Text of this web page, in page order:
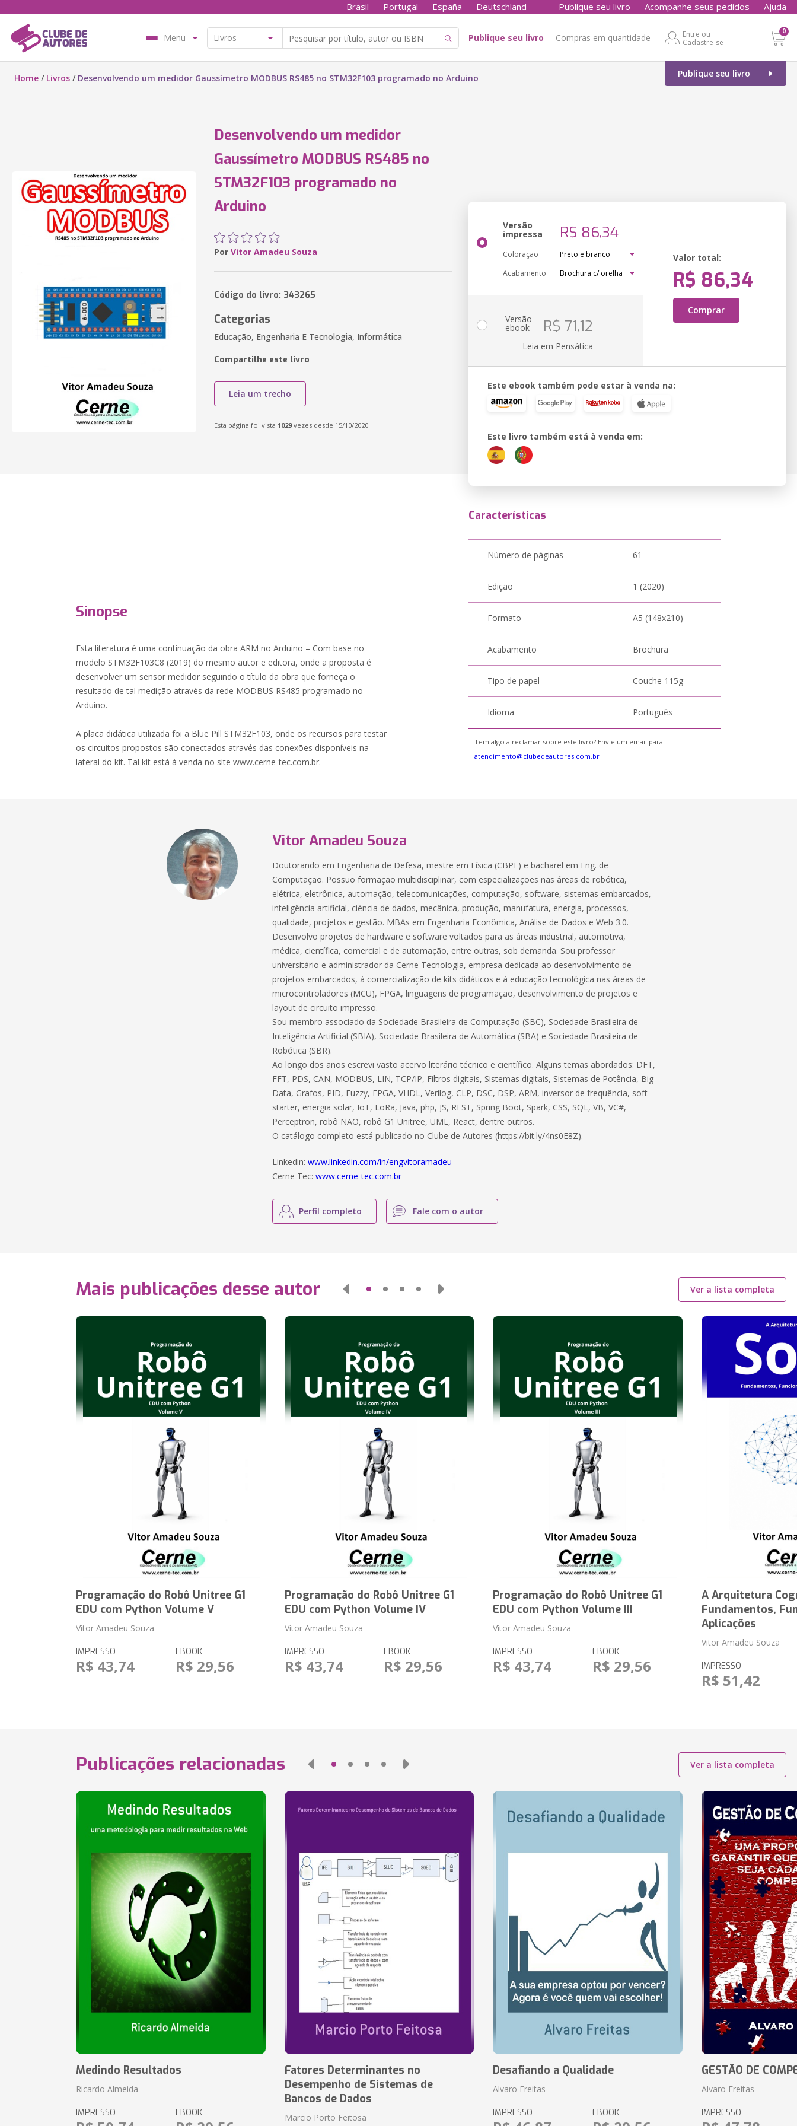
Brasil Portugal España Deutschland - Publique seu livro Acompanhe seus pedidos Ajuda
Menu Publique seu livro Compras em quantidade
Entre ou
Cadastre-se
0
Publique seu livro
Home / Livros / Desenvolvendo um medidor Gaussímetro MODBUS RS485 no STM32F103 programado no Arduino
Desenvolvendo um medidor
Gaussímetro MODBUS RS485 no
STM32F103 programado no
Arduino
Por Vitor Amadeu Souza
Código do livro: 343265
Categorias
Educação, Engenharia E Tecnologia, Informática
Compartilhe este livro
Leia um trecho
Esta página foi vista 1029vezes desde 15/10/2020
Versão
impressa R$ 86,34
Coloração
Acabamento
Valor total:
R$ 86,34
Comprar
Versão
ebook R$ 71,12
Leia em Pensática
Este ebook também pode estar à venda na:
Este livro também está à venda em:
Sinopse
Esta literatura é uma continuação da obra ARM no Arduino – Com base no
modelo STM32F103C8 (2019) do mesmo autor e editora, onde a proposta é
desenvolver um sensor medidor seguindo o título da obra que forneça o
resultado de tal medição através da rede MODBUS RS485 programado no
Arduino.
A placa didática utilizada foi a Blue Pill STM32F103, onde os recursos para testar
os circuitos propostos são conectados através das conexões disponíveis na
lateral do kit. Tal kit está à venda no site www.cerne-tec.com.br.
Características
Número de páginas 61
Edição 1 (2020)
Formato A5 (148x210)
Acabamento Brochura
Tipo de papel Couche 115g
Idioma Português
Tem algo a reclamar sobre este livro? Envie um email para
atendimento@clubedeautores.com.br
Vitor Amadeu Souza
Doutorando em Engenharia de Defesa, mestre em Física (CBPF) e bacharel em Eng. de
Computação. Possuo formação multidisciplinar, com especializações nas áreas de robótica,
elétrica, eletrônica, automação, telecomunicações, computação, software, sistemas embarcados,
inteligência artificial, ciência de dados, mecânica, produção, manufatura, energia, processos,
qualidade, projetos e gestão. MBAs em Engenharia Econômica, Análise de Dados e Web 3.0.
Desenvolvo projetos de hardware e software voltados para as áreas industrial, automotiva,
médica, científica, comercial e de automação, entre outras, sob demanda. Sou professor
universitário e administrador da Cerne Tecnologia, empresa dedicada ao desenvolvimento de
projetos embarcados, à comercialização de kits didáticos e à educação tecnológica nas áreas de
microcontroladores (MCU), FPGA, linguagens de programação, desenvolvimento de projetos e
layout de circuito impresso.
Sou membro associado da Sociedade Brasileira de Computação (SBC), Sociedade Brasileira de
Inteligência Artificial (SBIA), Sociedade Brasileira de Automática (SBA) e Sociedade Brasileira de
Robótica (SBR).
Ao longo dos anos escrevi vasto acervo literário técnico e científico. Alguns temas abordados: DFT,
FFT, PDS, CAN, MODBUS, LIN, TCP/IP, Filtros digitais, Sistemas digitais, Sistemas de Potência, Big
Data, Grafos, PID, Fuzzy, FPGA, VHDL, Verilog, CLP, DSC, DSP, ARM, inversor de frequência, soft-
starter, energia solar, IoT, LoRa, Java, php, JS, REST, Spring Boot, Spark, CSS, SQL, VB, VC#,
Perceptron, robô NAO, robô G1 Unitree, UML, React, dentre outros.
O catálogo completo está publicado no Clube de Autores (https://bit.ly/4ns0E8Z).
Linkedin:www.linkedin.com/in/engvitoramadeu
Cerne Tec:www.cerne-tec.com.br
Perfil completo Fale com o autor
Mais publicações desse autor Ver a lista completa
Programação do Robô Unitree G1
EDU com Python Volume V
Vitor Amadeu Souza
IMPRESSO
R$ 43,74
EBOOK
R$ 29,56
Programação do Robô Unitree G1
EDU com Python Volume IV
Vitor Amadeu Souza
IMPRESSO
R$ 43,74
EBOOK
R$ 29,56
Programação do Robô Unitree G1
EDU com Python Volume III
Vitor Amadeu Souza
IMPRESSO
R$ 43,74
EBOOK
R$ 29,56
A Arquitetura
Fundamentos,
Aplicações
Vitor Amadeu Souza
IMPRESSO
R$ 51,42
Publicações relacionadas Ver a lista completa
Medindo Resultados
Ricardo Almeida
IMPRESSO EBOOK
Fatores Determinantes no
Desempenho de Sistemas de
Bancos de Dados
Marcio Porto Feitosa
Desafiando a Qualidade
Alvaro Freitas
IMPRESSO EBOOK
GESTÃO DE
Alvaro Freitas
IMPRESSO